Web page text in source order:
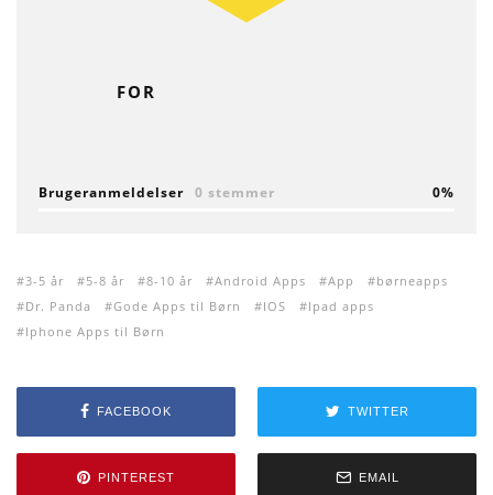
Brugeranmeldelser 0 stemmer 0
FOR
3-5 år 5-8 år 8-10 år Android Apps App
børneapps
Dr. Panda
Gode Apps til Børn IOS
Ipad apps
Iphone Apps til Børn
FACEBOOK TWITTER
PINTEREST EMAIL